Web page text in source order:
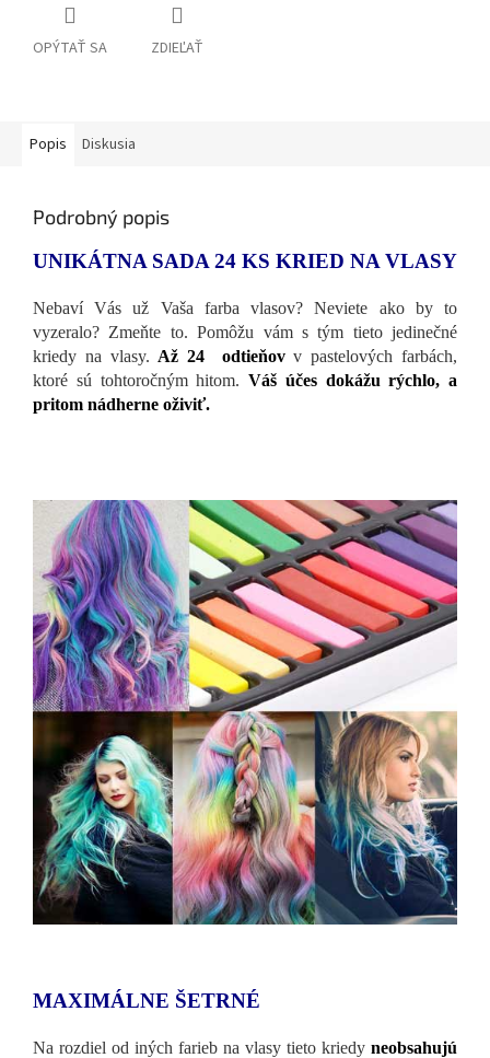
OPÝTAŤ SA ZDIEĽAŤ
Popis Diskusia
Podrobný popis
UNIKÁTNA SADA 24 KS KRIED NA VLASY
Nebaví Vás už Vaša farba vlasov? Neviete ako by to
vyzeralo? Zmeňte to. Pomôžu vám s tým tieto jedinečné
kriedy na vlasy. Až 24 odtieňov v pastelových farbách,
ktoré sú tohtoročným hitom. Váš účes dokážu rýchlo, a
pritom nádherne oživiť.
MAXIMÁLNE ŠETRNÉ
Na rozdiel od iných farieb na vlasy tieto kriedy neobsahujú